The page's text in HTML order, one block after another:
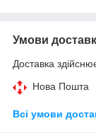
Умови
Доставка
Нова Пошта
Всі умови